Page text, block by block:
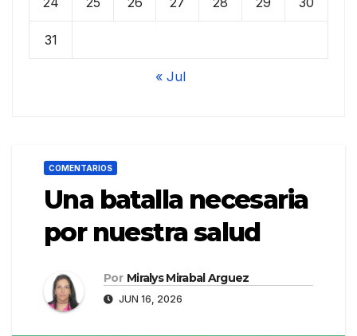
31
« Jul
COMENTARIOS
Una batalla necesaria
por nuestra salud
Por Miralys Mirabal Arguez
JUN 16, 2026